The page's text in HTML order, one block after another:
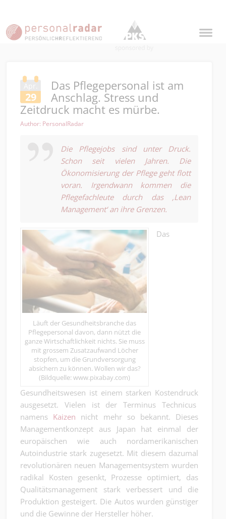
Apr.
29
Das Pflegepersonal ist am
Anschlag. Stress und
Zeitdruck macht es mürbe.
Author: PersonalRadar
Die Pflegejobs sind unter Druck.
Schon seit vielen Jahren. Die
Ökonomisierung der Pflege geht flott
voran. Irgendwann kommen die
Pflegefachleute durch das ‚Lean
Management‘an ihre Grenzen.
Läuft der Gesundheitsbranche das
Pflegepersonal davon, dann nützt die
ganze Wirtschaftlichkeit nichts. Sie muss
mit grossem Zusatzaufwand Löcher
stopfen, um die Grundversorgung
absichern zu können. Wollen wir das?
(Bildquelle: www.pixabay.com)
Das
Gesundheitswesen ist einem starken Kostendruck
ausgesetzt. Vielen ist der Terminus Technicus
namens Kaizen nicht mehr so bekannt. Dieses
Managementkonzept aus Japan hat einmal der
europäischen wie auch nordamerikanischen
Autoindustrie stark zugesetzt. Mit diesem dazumal
revolutionären neuen Managementsystem wurden
radikal Kosten gesenkt, Prozesse optimiert, das
Qualitätsmanagement stark verbessert und die
Produktion gesteigert. Die Autos wurden günstiger
und die Gewinne der Hersteller höher.